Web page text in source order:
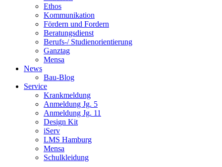
Ethos
Kommunikation
Fördern und Fordern
Beratungsdienst
Berufs-/ Studienorientierung
Ganztag
Mensa
News
Bau-Blog
Service
Krankmeldung
Anmeldung Jg. 5
Anmeldung Jg. 11
Design Kit
iServ
LMS Hamburg
Mensa
Schulkleidung